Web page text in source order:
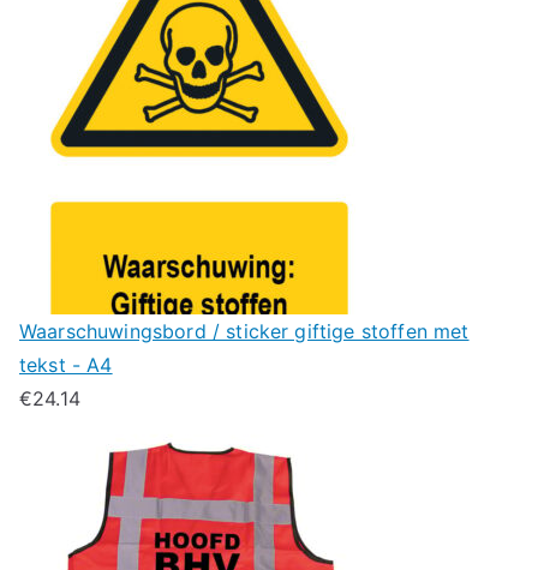
Waarschuwingsbord / sticker giftige stoffen met
tekst - A4
€24.14